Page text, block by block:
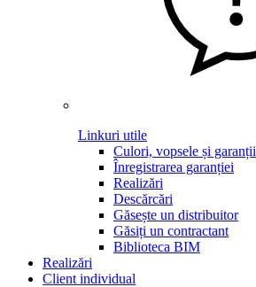
Linkuri utile
Culori, vopsele și garanții
Înregistrarea garanției
Realizări
Descărcări
Găsește un distribuitor
Găsiți un contractant
Biblioteca BIM
Realizări
Client individual